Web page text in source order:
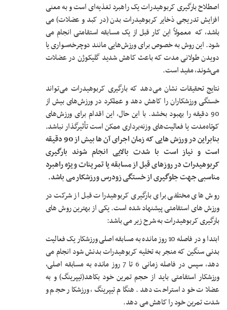
اصطلاح بارگیری کربوهیدرات یک راهبرد تغذیه‌ای است و به معنی
افزایش تدریجی ذخایر کربوهیدرات بدن (در کبد و عضلات) می
باشد، که معمولاً این کار قبل از یک مسابقه استقامتی انجام می
شود. این روش به خصوص برای ورزش‌هایی مانند دوچرخه‌سواری یا
دویدن طولانی مدت که باعث کاهش شدید گلیکوژن در عضلات
می‌شوند، مفید است.
نتایج تحقیقات نشان می‌دهد که بارگیری کربوهیدرات می‌تواند
خستگی ورزشکاران را کاهش دهد و عملکرد در ورزش‌های بیش از
90 دقیقه را بهبود بخشد. با این حال، این اقدام برای ورزش‌های
کوتاه‌مدت یا فعالیت‌های وزنه‌برداری ممکن است تأثیرگذار نباشد.
بنابراین در ورزش هایی که زمان اجرای آن ها بیش از 90 دقیقه
است و نیاز است با شدت بالایی انجام شوند بارگیری
کربوهیدرات در روزهای قبل از مسابقه یا تمرینات ویژه راهبرد
مناسبی جهت جلوگیری از خستگی زودرس ورزشکار می باشد.
روش های مختلفی برای بارگیری کربوهیدرات قبل از شرکت در
ورزش های استقامتی پیشنهاد شده است. یکی از بهترین روش های
بارگیری کربوهیدرات به شرح زیر می باشد:
ابتدا و در فاصله 10 روز مانده به مسابقه اصلی ورزشکار یک فعالیت
بدنی سنگین که منجر به تخلیه کربوهیدرات بدنش شود انجام می
دهد، سپس در فاصله زمانی 6 تا 7 روز مانده به مسابقه اصلی،
ورزشکار استقامتی باید از حجم تمرین خود بکاهد(تیپرینگ) و به
عضلات خود استراحت دهد. هنگام تیپرینگ، ورزشکار حجم و
شدت تمرین خود را کاهش می دهد.